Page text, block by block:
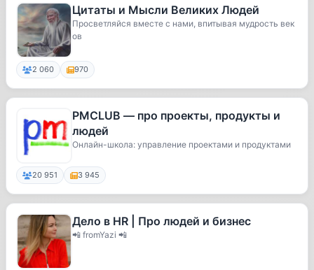
Цитаты и Мысли Великих Людей
Просветляйся вместе с нами, впитывая мудрость век
ов
2 060 970
PMCLUB — про проекты, продукты и
людей
Онлайн-школа: управление проектами и продуктами
20 951 3 945
Дело в HR | Про людей и бизнес
📲 fromYazi 📲